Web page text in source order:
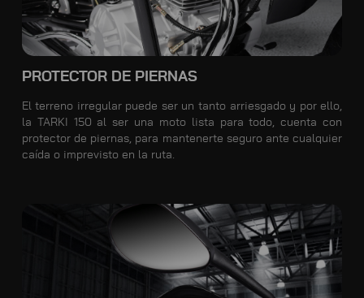
PROTECTOR DE PIERNAS
El terreno irregular puede ser un tanto arriesgado y por ello,
la TARKI 150 al ser una moto lista para todo, cuenta con
protector de piernas, para mantenerte seguro ante cualquier
caída o imprevisto en la ruta.